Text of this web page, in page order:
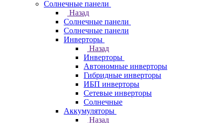
Солнечные панели
Назад
Солнечные панели
Солнечные панели
Инверторы
Назад
Инверторы
Автономные инверторы
Гибридные инверторы
ИБП инверторы
Сетевые инверторы
Солнечные
Аккумуляторы
Назад